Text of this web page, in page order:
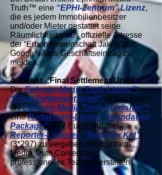
Truth™ eine “EPHI-Zentrum” Lizenz,
die es jedem Immobilienbesitzer
und/oder Mieter gestattet seine
Räumlichkeiten als offizielle Adresse
der “Erbengemeinschaft Jakob” mit
Google Maps Geschäftseintrag zu
melden.
4. Lizenz „Final Settlement Urteil“
DieEphraim Media Truth Lizenz™
“Final Settlement Urteil” ist das Recht
alsEphraim Media Truth Publisher™,
eineRedaktions-Lizenz “Foundation
Package” (997 Euro) und drei
Reporter-Lizenzen “Reporter Kid”
(3*297) zu vergeben, um Ephraim
Media Truth Content als
professionelles Team zu erstellen.